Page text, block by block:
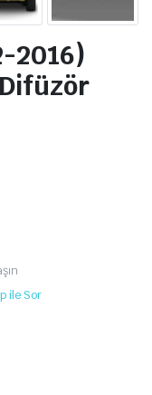
2016)
ile Sor